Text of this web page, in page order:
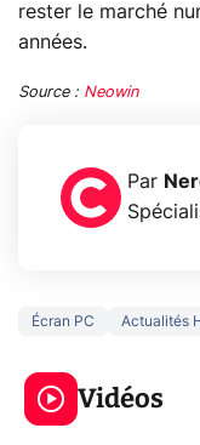
rester le marché
années.
Source : Neowin
Par
Écran PC Actualités
Vidéos
3 écrans
319€ ?
CQ32G4ZA